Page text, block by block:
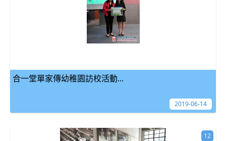
合一堂單家傳幼稚園訪校活動...
2019-06-14
12